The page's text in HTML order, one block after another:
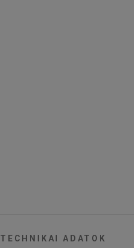
TECHNIKAI ADATOK